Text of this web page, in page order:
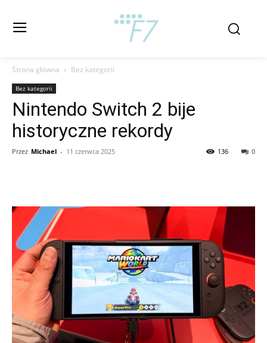
Strona główna Bez kategorii
Bez kategorii
Nintendo Switch 2 bije
historyczne rekordy
Przez Michael - 11 czerwca 2025 0
136